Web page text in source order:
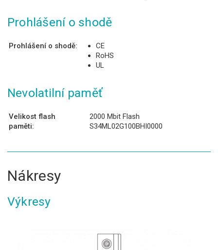
Prohlášení o shodě
Prohlášení o shodě:
CE
RoHS
UL
Nevolatilní paměť
Velikost flash
paměti:
2000 Mbit Flash
S34ML02G100BHI0000
Nákresy
Výkresy